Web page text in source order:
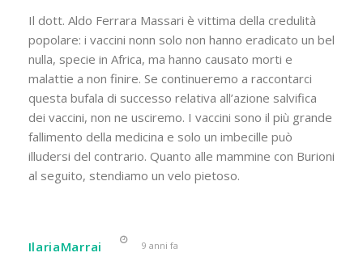
Il dott. Aldo Ferrara Massari è vittima della credulità
popolare: i vaccini nonn solo non hanno eradicato un bel
nulla, specie in Africa, ma hanno causato morti e
malattie a non finire. Se continueremo a raccontarci
questa bufala di successo relativa all’azione salvifica
dei vaccini, non ne usciremo. I vaccini sono il più grande
fallimento della medicina e solo un imbecille può
illudersi del contrario. Quanto alle mammine con Burioni
al seguito, stendiamo un velo pietoso.
IlariaMarrai 9 anni fa